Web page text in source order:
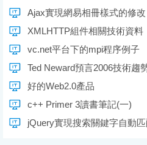
Ajax實現網易相冊樣式的修改
XMLHTTP組件相關技術資料
vc.net平台下的mpi程序例子
Ted Neward預言2006技術趨
好的Web2.0產品
c++ Primer 3讀書筆記(一)
jQuery實現搜索關鍵字自動